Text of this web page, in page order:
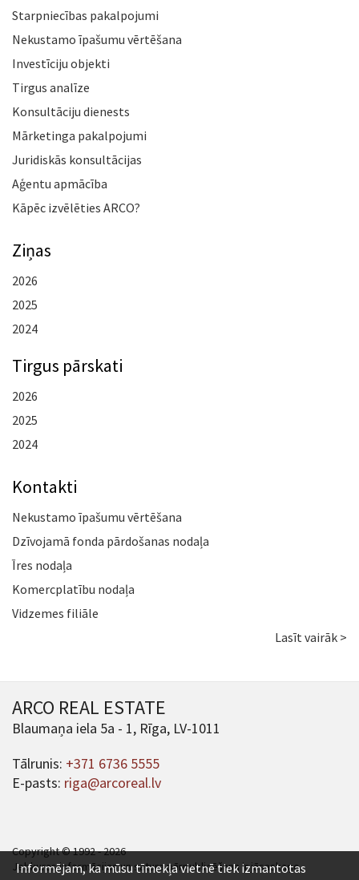
Starpniecības pakalpojumi
Nekustamo īpašumu vērtēšana
Investīciju objekti
Tirgus analīze
Konsultāciju dienests
Mārketinga pakalpojumi
Juridiskās konsultācijas
Aģentu apmācība
Kāpēc izvēlēties ARCO?
Ziņas
2026
2025
2024
Tirgus pārskati
2026
2025
2024
Kontakti
Nekustamo īpašumu vērtēšana
Dzīvojamā fonda pārdošanas nodaļa
Īres nodaļa
Komercplatību nodaļa
Vidzemes filiāle
Lasīt vairāk >
ARCO REAL ESTATE
Blaumaņa iela 5a - 1, Rīga, LV-1011
Tālrunis: +371 6736 5555
E-pasts: riga@arcoreal.lv
Copyright © 1992 - 2026
Jebkuras informācijas un satura pārpublicēšana ir jāsaskaņo.
Informējam, ka mūsu tīmekļa vietnē tiek izmantotas